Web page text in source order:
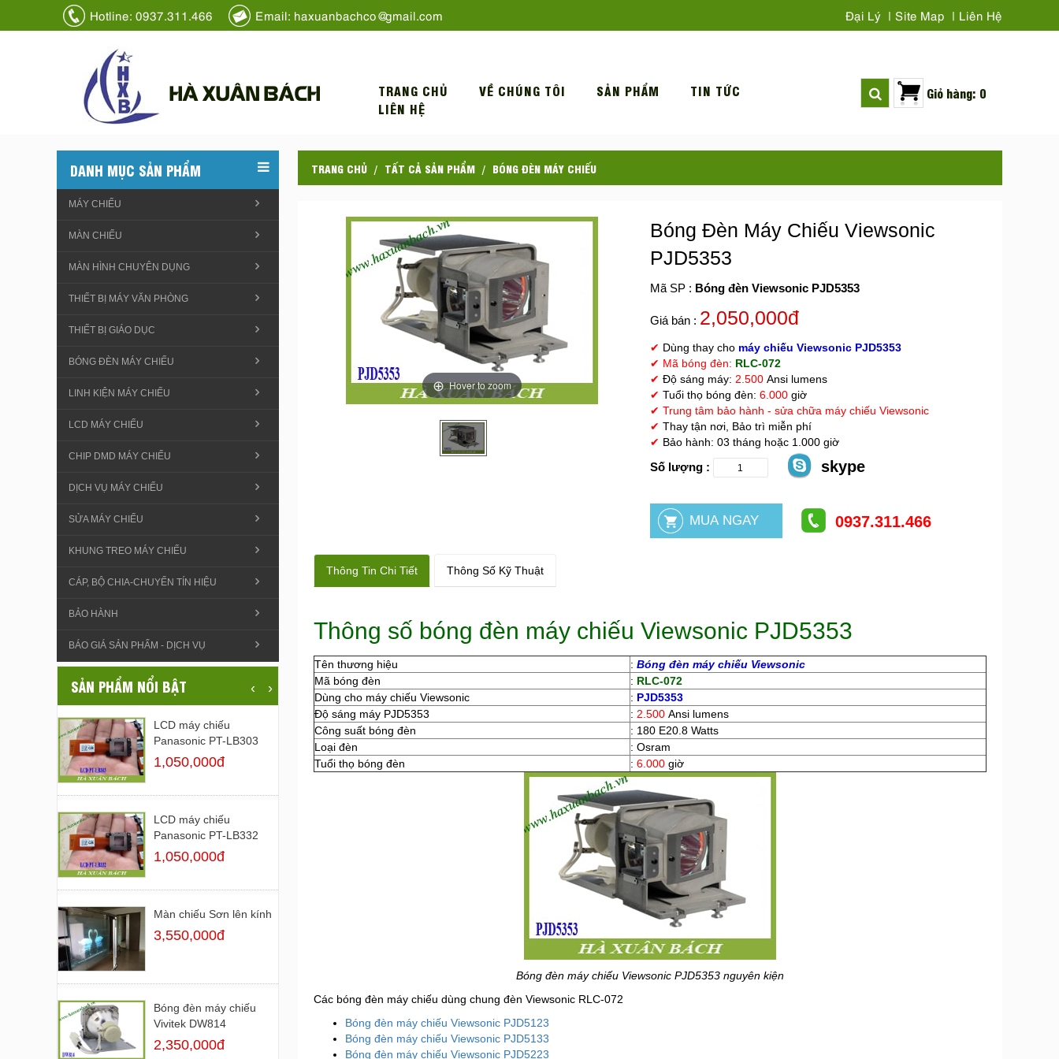
Hotline: 0937.311.466 Email: haxuanbachco@gmail.com Đại Lý Site Map Liên Hệ
HÀ XUÂN BÁCH TRANG CHỦ VỀ CHÚNG TÔI SẢN PHẨM
TIN TỨC
LIÊN HỆ
Giỏ hàng: 0
TRANG CHỦ TẤT CẢ SẢN PHẨM BÓNG ĐÈN MÁY CHIẾU
Hover to zoom
Bóng Đèn Máy Chiếu Viewsonic
PJD5353
Mã SP : Bóng đèn Viewsonic PJD5353
Giá bán : 2,050,000đ
✔ Dùng thay cho máy chiếu Viewsonic PJD5353
✔ Mã bóng đèn: RLC-072
✔ Độ sáng máy: 2.500Ansi lumens
✔ Tuổi thọ bóng đèn: 6.000giờ
✔ Trung tâm bảo hành - sửa chữa máy chiếu Viewsonic
✔ Thay tận nơi, Bảo trì miễn phí
✔ Bảo hành: 03 tháng hoặc 1.000 giờ
Số lượng : skype
0937.311.466
Thông Tin Chi Tiết Thông Số Kỹ Thuật
Thông số bóng đèn máy chiếu Viewsonic PJD5353
Tên thương hiệu : Bóng đèn máy chiếu Viewsonic
Mã bóng đèn
: RLC-072
Dùng cho máy chiếu Viewsonic
: PJD5353
Độ sáng máy PJD5353
: 2.500 Ansi lumens
Công suất bóng đèn
: 180 E20.8 Watts
Loại đèn
: Osram
Tuổi thọ bóng đèn
: 6.000 giờ
Bóng đèn máy chiếu Viewsonic PJD5353 nguyên kiện
Các bóng đèn máy chiếu dùng chung đèn Viewsonic RLC-072
Bóng đèn máy chiếu Viewsonic PJD5123
Bóng đèn máy chiếu Viewsonic PJD5133
Bóng đèn máy chiếu Viewsonic PJD5223
DANH MỤC SẢN PHẨM
MÁY CHIẾU
MÀN CHIẾU
MÀN HÌNH CHUYÊN DỤNG
THIẾT BỊ MÁY VĂN PHÒNG
THIẾT BỊ GIÁO DỤC
BÓNG ĐÈN MÁY CHIẾU
LINH KIỆN MÁY CHIẾU
LCD MÁY CHIẾU
CHIP DMD MÁY CHIẾU
DỊCH VỤ MÁY CHIẾU
SỬA MÁY CHIẾU
KHUNG TREO MÁY CHIẾU
CÁP, BỘ CHIA-CHUYỂN TÍN HIỆU
BẢO HÀNH
BÁO GIÁ SẢN PHẨM - DỊCH VỤ
SẢN PHẨM NỔI BẬT ‹ ›
LCD máy chiếu
Panasonic PT-LB303
1,050,000đ
LCD máy chiếu
Panasonic PT-LB332
1,050,000đ
Màn chiếu Sơn lên kính
3,550,000đ
Bóng đèn máy chiếu
Vivitek DW814
2,350,000đ